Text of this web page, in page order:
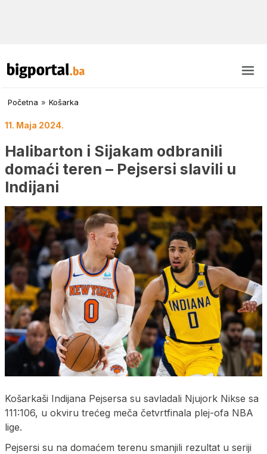
Početna » Košarka
11. Maja 2024.
Halibarton i Sijakam odbranili
domaći teren – Pejsersi slavili u
Indijani
Košarkaši Indijana Pejsersa su savladali Njujork Nikse sa
111:106, u okviru trećeg meča četvrtfinala plej-ofa NBA
lige.
Pejsersi su na domaćem terenu smanjili rezultat u seriji